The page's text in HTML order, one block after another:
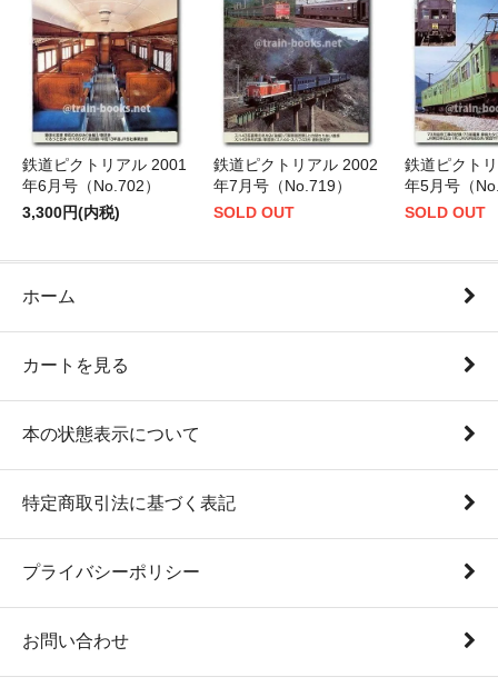
鉄道ピクトリアル 2001
年6月号（No.702）
3,300円(内税)
鉄道ピクトリアル 2002
年7月号（No.719）
SOLD OUT
鉄道ピクト
年5月号（
SOLD OUT
ホーム
カートを見る
本の状態表示について
特定商取引法に基づく表記
プライバシーポリシー
お問い合わせ